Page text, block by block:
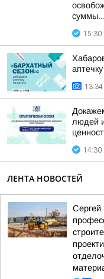
суммы...
15:30
13:34
людей
14:30
ЛЕНТА НОВОСТЕЙ
Сергей